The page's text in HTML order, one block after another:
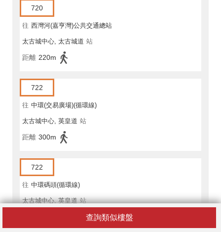
查詢類似樓盤
720
往 西灣河(嘉亨灣)公共交通總站
太古城中心, 太古城道 站
距離 220m
722
往 中環(交易廣場)(循環線)
太古城中心, 英皇道 站
距離 300m
722
往 中環碼頭(循環線)
太古城中心, 英皇道 站